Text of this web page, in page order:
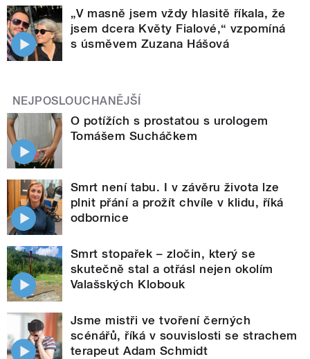
„V masně jsem vždy hlasitě říkala, že
jsem dcera Květy Fialové,“ vzpomíná
s úsměvem Zuzana Hášová
NEJPOSLOUCHANĚJŠÍ
O potížích s prostatou s urologem
Tomášem Sucháčkem
Smrt není tabu. I v závěru života lze
plnit přání a prožít chvíle v klidu, říká
odbornice
Smrt stopařek – zločin, který se
skutečně stal a otřásl nejen okolím
Valašských Klobouk
Jsme mistři ve tvoření černých
scénářů, říká v souvislosti se strachem
terapeut Adam Schmidt